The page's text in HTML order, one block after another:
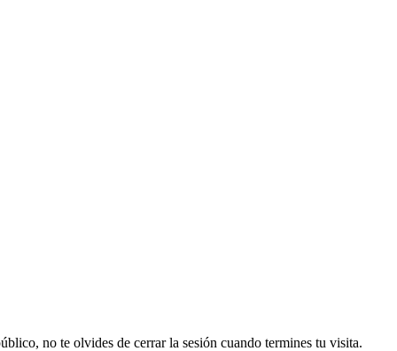
no te olvides de cerrar la sesión cuando termines tu visita.